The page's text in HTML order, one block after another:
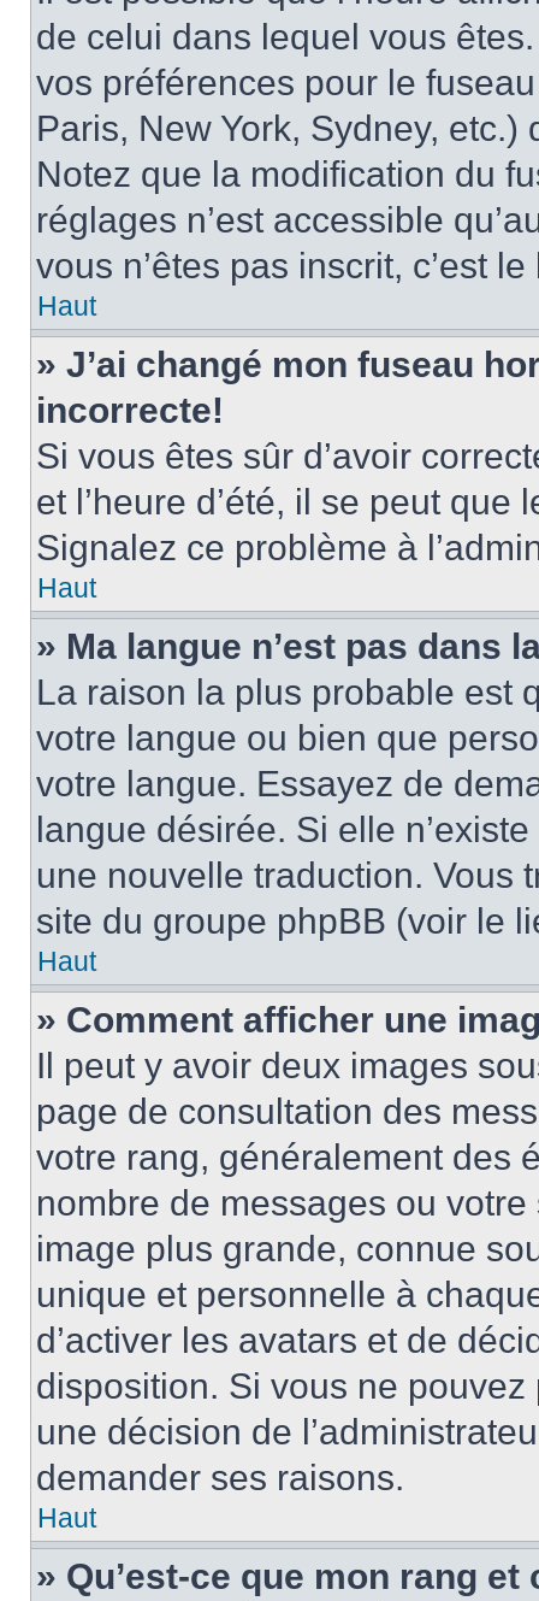
de celui dans lequel vous
vos préférences pour le
Paris, New York, Sydney, etc.)
Notez que la modification du
réglages n’est accessible
vous n’êtes pas inscrit, c’est
Haut
» J’ai changé mon fuseau
incorrecte!
Si vous êtes sûr d’avoir
et l’heure d’été, il se peut que
Signalez ce problème à
Haut
» Ma langue n’est pas dans
La raison la plus probable est
votre langue ou bien que
votre langue. Essayez de
langue désirée. Si elle
une nouvelle traduction. Vous
site du groupe phpBB (voir le
Haut
» Comment afficher une
Il peut y avoir deux images
page de consultation des
votre rang, généralement des
nombre de messages ou
image plus grande, connue
unique et personnelle à
d’activer les avatars et de
disposition. Si vous ne pouvez
une décision de
demander ses raisons.
Haut
» Qu’est-ce que mon rang